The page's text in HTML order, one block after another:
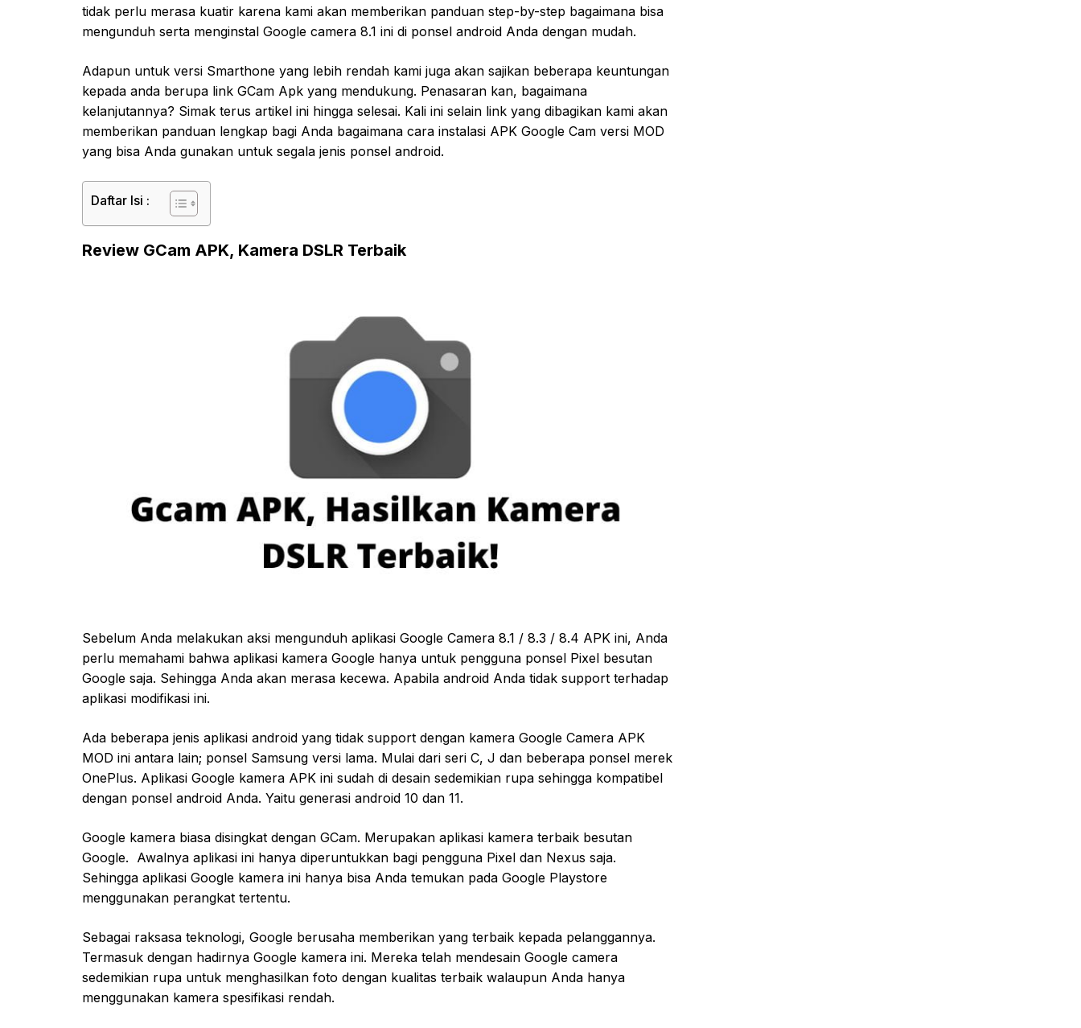
tidak perlu merasa kuatir karena kami akan memberikan panduan step-by-step bagaimana bisa
mengunduh serta menginstal Google camera 8.1 ini di ponsel android Anda dengan mudah.
Adapun untuk versi Smarthone yang lebih rendah kami juga akan sajikan beberapa keuntungan
kepada anda berupa link GCam Apk yang mendukung. Penasaran kan, bagaimana
kelanjutannya? Simak terus artikel ini hingga selesai. Kali ini selain link yang dibagikan kami akan
memberikan panduan lengkap bagi Anda bagaimana cara instalasi APK Google Cam versi MOD
yang bisa Anda gunakan untuk segala jenis ponsel android.
Daftar Isi :
Review GCam APK, Kamera DSLR Terbaik
Sebelum Anda melakukan aksi mengunduh aplikasi Google Camera 8.1 / 8.3 / 8.4 APK ini, Anda
perlu memahami bahwa aplikasi kamera Google hanya untuk pengguna ponsel Pixel besutan
Google saja. Sehingga Anda akan merasa kecewa. Apabila android Anda tidak support terhadap
aplikasi modifikasi ini.
Ada beberapa jenis aplikasi android yang tidak support dengan kamera Google Camera APK
MOD ini antara lain; ponsel Samsung versi lama. Mulai dari seri C, J dan beberapa ponsel merek
OnePlus. Aplikasi Google kamera APK ini sudah di desain sedemikian rupa sehingga kompatibel
dengan ponsel android Anda. Yaitu generasi android 10 dan 11.
Google kamera biasa disingkat dengan GCam. Merupakan aplikasi kamera terbaik besutan
Google. Awalnya aplikasi ini hanya diperuntukkan bagi pengguna Pixel dan Nexus saja.
Sehingga aplikasi Google kamera ini hanya bisa Anda temukan pada Google Playstore
menggunakan perangkat tertentu.
Sebagai raksasa teknologi, Google berusaha memberikan yang terbaik kepada pelanggannya.
Termasuk dengan hadirnya Google kamera ini. Mereka telah mendesain Google camera
sedemikian rupa untuk menghasilkan foto dengan kualitas terbaik walaupun Anda hanya
menggunakan kamera spesifikasi rendah.